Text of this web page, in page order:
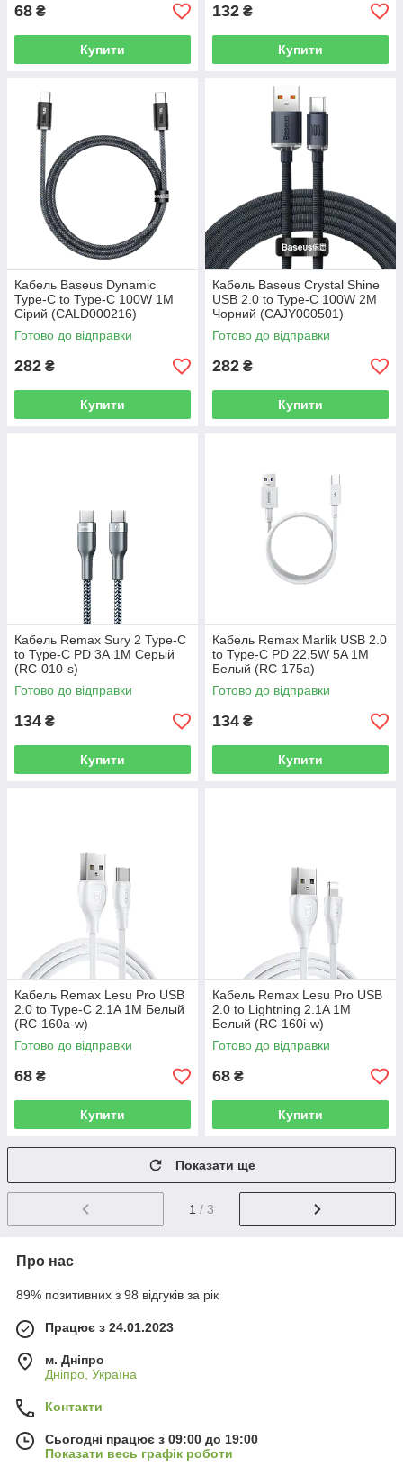
68 ₴
Купити
132 ₴
Купити
Кабель Baseus Dynamic
Type-C to Type-C 100W 1M
Сірий (CALD000216)
Готово до відправки
282 ₴
Купити
Кабель Baseus Crystal Shine
USB 2.0 to Type-C 100W 2M
Чорний (CAJY000501)
Готово до відправки
282 ₴
Купити
Кабель Remax Sury 2 Type-C
to Type-C PD 3А 1M Серый
(RC-010-s)
Готово до відправки
134 ₴
Купити
Кабель Remax Marlik USB 2.0
to Type-C PD 22.5W 5A 1M
Белый (RC-175a)
Готово до відправки
134 ₴
Купити
Кабель Remax Lesu Pro USB
2.0 to Type-C 2.1A 1M Белый
(RC-160a-w)
Готово до відправки
68 ₴
Купити
Кабель Remax Lesu Pro USB
2.0 to Lightning 2.1A 1M
Белый (RC-160i-w)
Готово до відправки
68 ₴
Купити
Показати ще
1 / 3
Про нас
89% позитивних з 98 відгуків за рік
Працює з 24.01.2023
м. Дніпро
Дніпро, Україна
Контакти
Сьогодні працює з 09:00 до 19:00
Показати весь графік роботи